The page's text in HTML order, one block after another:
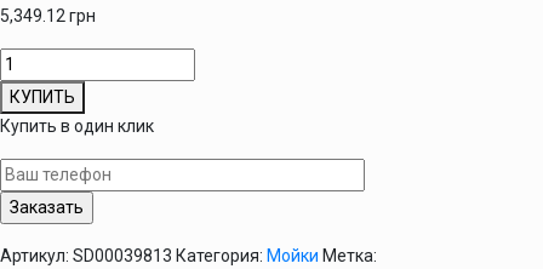
5,349.12 грн
Количество
товара
Кухонная
мойка
Lidz
790x500/200
STO-
(LIDZМSTO10790500200)
КУПИТЬ
Купить в один клик
Артикул: SD00039813 Категория: Мойки Метка: